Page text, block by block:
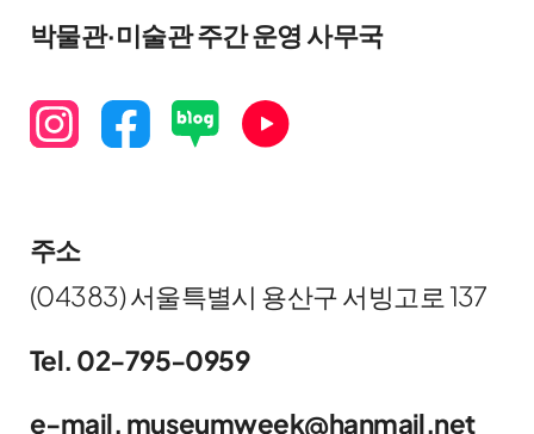
박물관·미술관 주간 운영 사무국
주소
(04383) 서울특별시 용산구 서빙고로 137
Tel. 02-795-0959
e-mail. museumweek@hanmail.net